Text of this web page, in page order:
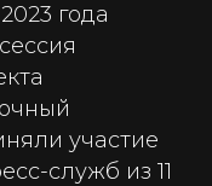
года
участие
служб из 11